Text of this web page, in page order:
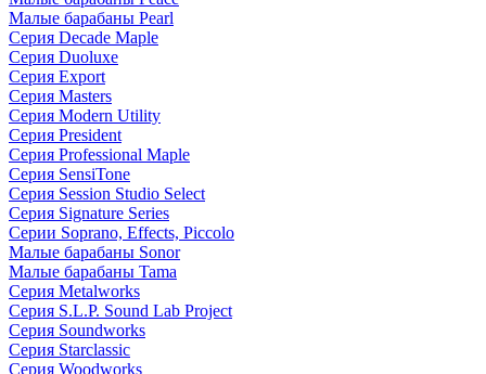
Малые барабаны Pearl
Серия Decade Maple
Серия Duoluxe
Серия Export
Серия Masters
Серия Modern Utility
Серия President
Серия Professional Maple
Серия SensiTone
Серия Session Studio Select
Серия Signature Series
Серии Soprano, Effects, Piccolo
Малые барабаны Sonor
Малые барабаны Tama
Серия Metalworks
Серия S.L.P. Sound Lab Project
Серия Soundworks
Серия Starclassic
Серия Woodworks